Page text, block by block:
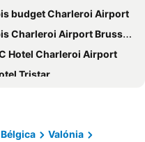
budget Charleroi Airport
Charleroi Airport Brussels South
Hotel Charleroi Airport
Tristar
Hotel Airport
de la Basse Sambre
Bélgica
Valónia